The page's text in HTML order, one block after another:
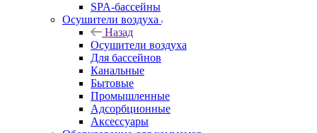
SPA-бассейны
Осушители воздуха
Назад
Осушители воздуха
Для бассейнов
Канальные
Бытовые
Промышленные
Адсорбционные
Аксессуары